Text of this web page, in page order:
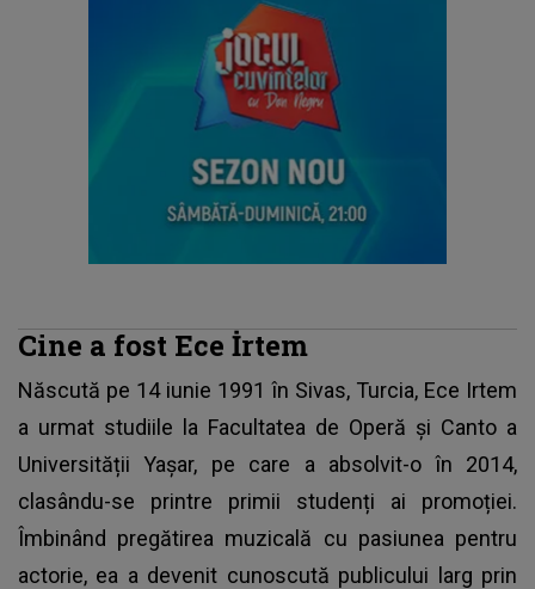
Cine a fost Ece İrtem
Născută pe 14 iunie 1991 în Sivas, Turcia, Ece Irtem
a urmat studiile la Facultatea de Operă și Canto a
Universității Yașar, pe care a absolvit-o în 2014,
clasându-se printre primii studenți ai promoției.
Îmbinând pregătirea muzicală cu pasiunea pentru
actorie, ea a devenit cunoscută publicului larg prin